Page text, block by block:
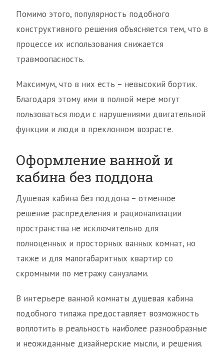
Помимо этого, популярность подобного
конструктивного решения объясняется тем, что в
процессе их использования снижается
травмоопасность.
Максимум, что в них есть – невысокий бортик.
Благодаря этому ими в полной мере могут
пользоваться люди с нарушениями двигательной
функции и люди в преклонном возрасте.
Оформление ванной и
кабина без поддона
Душевая кабина без поддона – отменное
решение распределения и рационализации
пространства не исключительно для
полноценных и просторных ванных комнат, но
также и для малогабаритных квартир со
скромными по метражу санузлами.
В интерьере ванной комнаты душевая кабина
подобного типажа предоставляет возможность
воплотить в реальность наиболее разнообразные
и неожиданные дизайнерские мысли, и решения.